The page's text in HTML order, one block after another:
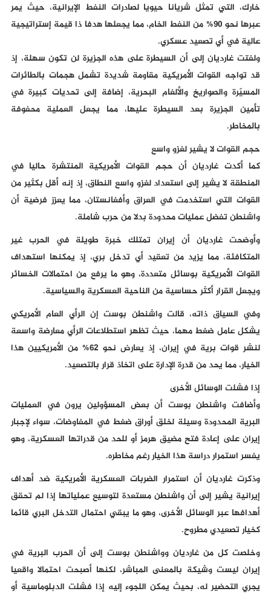
خارك، التي تمثل شريانا حيويا لصادرات النفط الإيرانية، حيث يمر
عبرها نحو 90% من النفط الخام، مما يجعلها هدفا ذا قيمة إستراتيجية
عالية في أي تصعيد عسكري.
ولفتت غارديان إلى أن السيطرة على هذه الجزيرة لن تكون سهلة، إذ
قد تواجه القوات الأمريكية مقاومة شديدة تشمل هجمات بالطائرات
المسيّرة والصواريخ والألغام البحرية، إضافة إلى تحديات كبيرة في
تأمين الجزيرة بعد السيطرة عليها، مما يجعل العملية محفوفة
بالمخاطر.
حجم القوات لا يشير لغزو واسع
كما أكدت غارديان أن حجم القوات الأمريكية المنتشرة حاليا في
المنطقة لا يشير إلى استعداد لغزو واسع النطاق، إذ إنه أقل بكثير من
القوات التي استخدمت في العراق وأفغانستان، مما يعزز فرضية أن
واشنطن تفضل عمليات محدودة بدلا من حرب شاملة.
وأوضحت غارديان أن إيران تمتلك خبرة طويلة في الحرب غير
المتكافئة، مما يزيد من تعقيد أي تدخل بري، إذ يمكنها استهداف
القوات الأمريكية بوسائل متعددة، وهو ما يرفع من احتمالات الخسائر
ويجعل القرار أكثر حساسية من الناحية العسكرية والسياسية.
وفي السياق ذاته، قالت واشنطن بوست إن الرأي العام الأمريكي
يشكل عامل ضغط مهما، حيث تظهر استطلاعات الرأي معارضة واسعة
لنشر قوات برية في إيران، إذ يعارض نحو 62% من الأمريكيين هذا
الخيار، مما يحد من قدرة الإدارة على اتخاذ قرار بالتصعيد.
إذا فشلت الوسائل الأخرى
وأضافت واشنطن بوست أن بعض المسؤولين يرون في العمليات
البرية المحدودة وسيلة لخلق أوراق ضغط في المفاوضات، سواء لإجبار
إيران على إعادة فتح مضيق هرمز أو للحد من قدراتها العسكرية، وهو
يفسر استمرار دراسة هذا الخيار رغم مخاطره.
وذكرت غارديان أن استمرار الضربات العسكرية الأمريكية ضد أهداف
إيرانية يشير إلى أن واشنطن مستعدة لتوسيع عملياتها إذا لم تحقق
أهدافها عبر الوسائل الأخرى، وهو ما يبقي احتمال التدخل البري قائما
كخيار تصعيدي مطروح.
وخلصت كل من غارديان وواشنطن بوست إلى أن الحرب البرية في
إيران ليست وشيكة بالمعنى المباشر، لكنها أصبحت احتمالا واقعيا
يجري التحضير له، بحيث يمكن اللجوء إليه إذا فشلت الدبلوماسية أو